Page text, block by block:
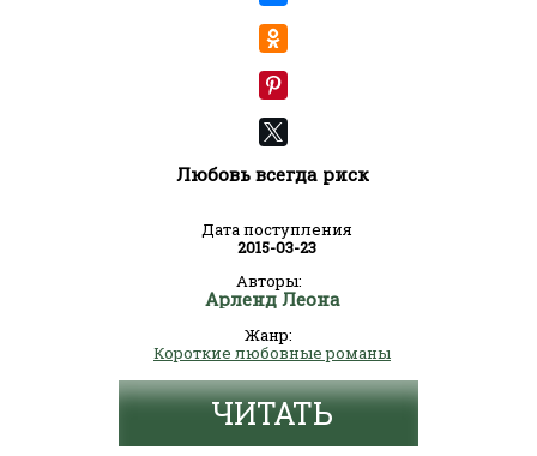
Любовь всегда риск
Дата поступления
2015-03-23
Авторы:
Арленд Леона
Жанр:
Короткие любовные романы
ЧИТАТЬ